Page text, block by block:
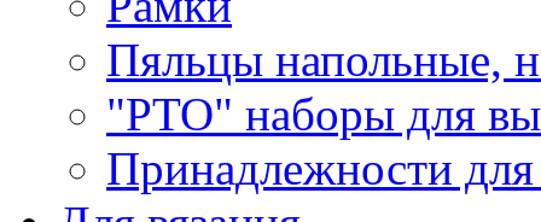
Пяльцы напольные,
"РТО" наборы для
Принадлежности